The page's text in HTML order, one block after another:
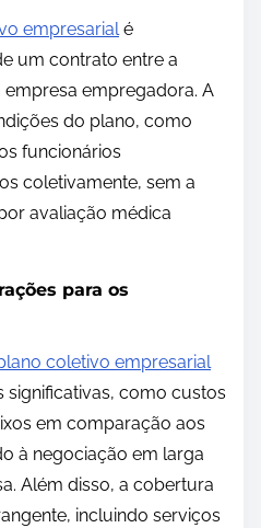
empresarialé
um contrato entre a
empregadora. A
do plano, como
funcionários
coletivamente, sem a
avaliação médica
para os
coletivo empresarial
significativas, como custos
em comparação aos
à negociação em larga
Além disso, a cobertura
incluindo serviços